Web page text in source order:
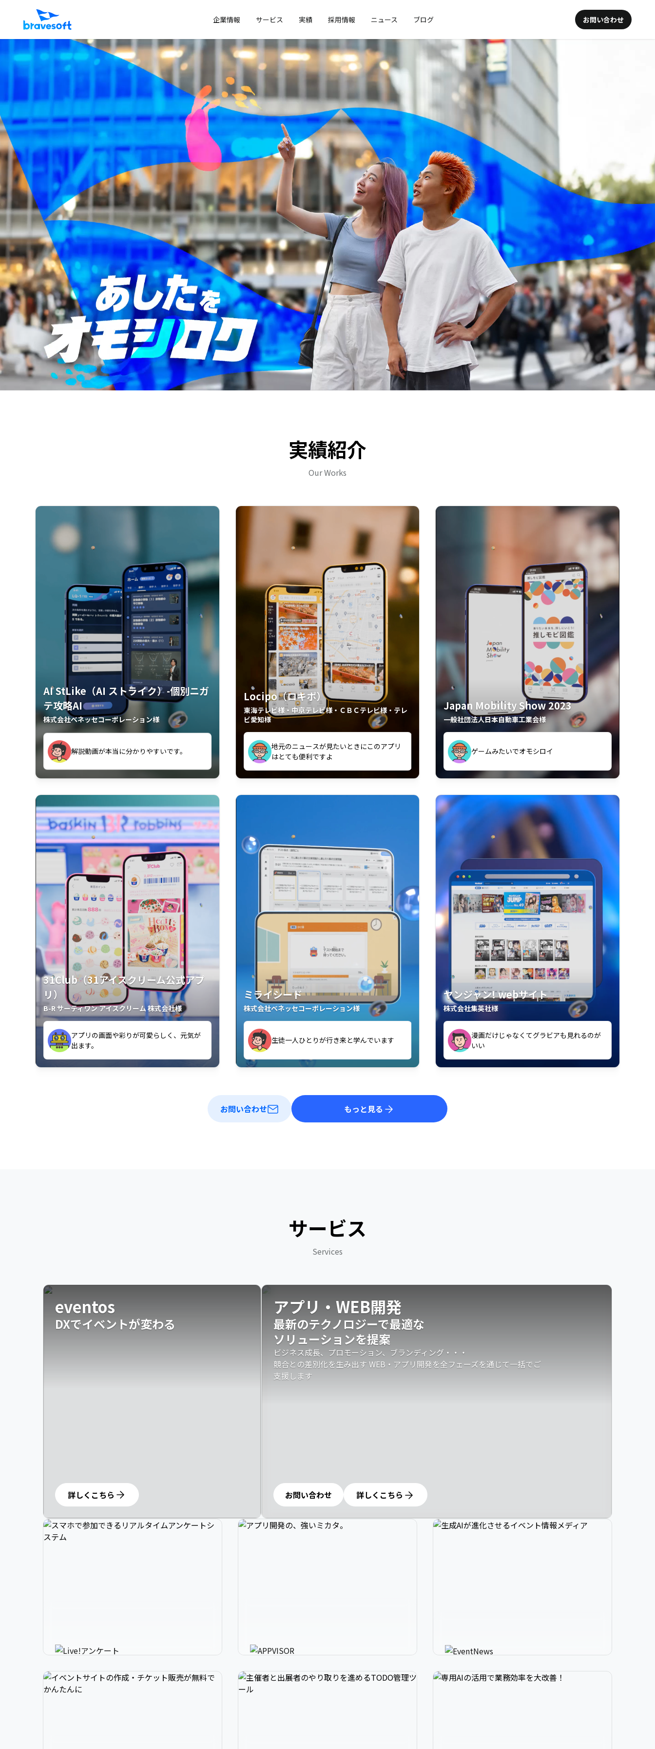
企業情報 サービス 実績 採用情報 ニュース ブログ お問い合わせ
実績紹介
Our Works
AI StLike（AI ストライク）-個別ニガ
テ攻略AI
株式会社ベネッセコーポレーション様
古文漢文を主に使わせていただいている
が、復習するのに非常に役立っている。
解説動画が本当に分かりやすいです。
Locipo（ロキポ）
東海テレビ様・中京テレビ様・ＣＢＣテレビ様・テレ
ビ愛知様
中京テレビのおもしろ番組が視聴可能地域
外からも見れるの嬉しいポイント
いつも利用させていただいております！
Japan Mobility Show 2023
一般社団法人日本自動車工業会様
ゲームみたいでオモシロイ
久々のモーターショーがアプリでもっと楽
しめました
31Club（31アイスクリーム公式アプ
リ）
B-R サーティワン アイスクリーム 株式会社様
アプリの画面や彩りが可愛らしく、元気が
出ます。
クラスごとに特典があるようなので使うの
が楽しいです。
ミライシード
株式会社ベネッセコーポレーション様
生徒一人ひとりが行き来と学んでいます
い」「解くことが楽しい」を実感していま
ヤンジャン! webサイト
株式会社集英社様
漫画だけじゃなくてグラビアも見れるのが
いい
紙の雑誌買うより安くて助かる
お問い合わせ もっと見る
サービス
Services
eventos
DXでイベントが変わる
詳しくこちら
アプリ・WEB開発
最新のテクノロジーで最適な
ソリューションを提案
ビジネス成長、プロモーション、ブランディング・・・
競合との差別化を生み出す WEB・アプリ開発を全フェーズを通じて一括でご
支援します
お問い合わせ 詳しくこちら
3 1 2 2 2 3 9